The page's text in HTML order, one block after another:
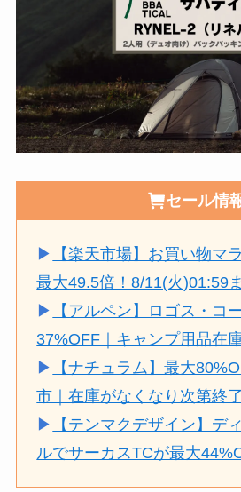
セール情
▶
【楽天市場】お買い物マ
最大49.5倍！8/11(火)01:59
▶
【アルペン】ロゴス・コ
37%OFF｜キャンプ用品在
▶
【ナチュラム】最大
市｜在庫がなくなり次第終了
▶
【テンマクデザイン】デ
ルでサーカスTCが最大